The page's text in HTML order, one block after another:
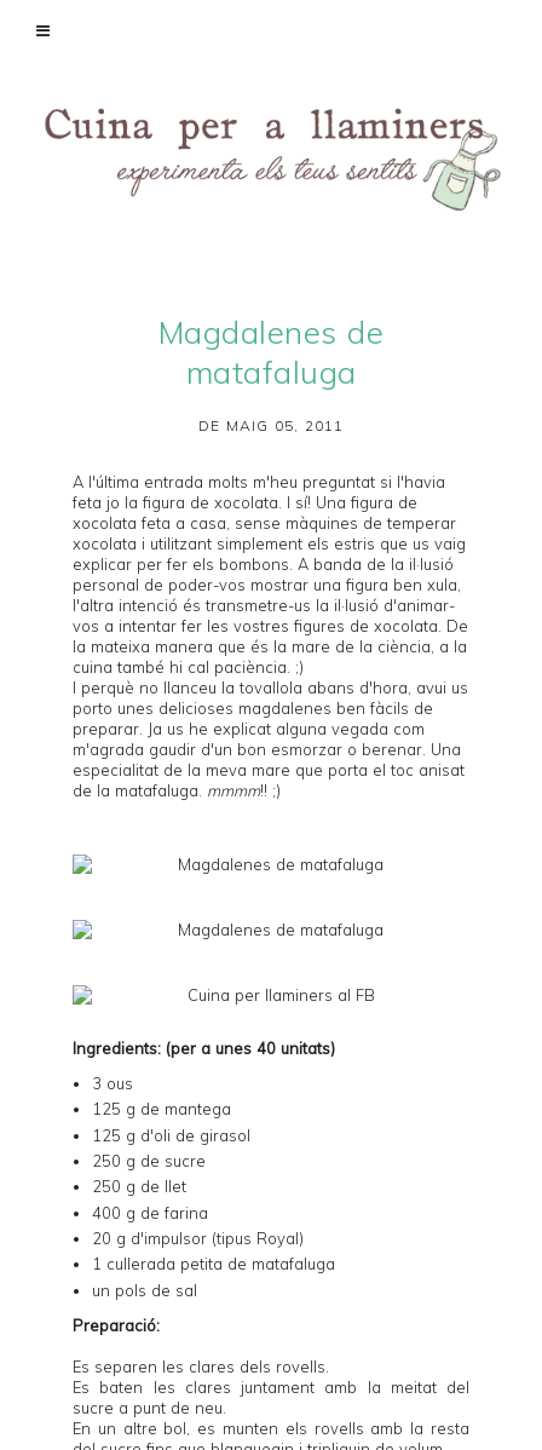
Magdalenes de
matafaluga
DE MAIG 05, 2011
A l'última entrada molts m'heu preguntat si l'havia
feta jo la figura de xocolata. I sí! Una figura de
xocolata feta a casa, sense màquines de temperar
xocolata i utilitzant simplement els estris que us vaig
explicar per fer els bombons . A banda de la il·lusió
personal de poder-vos mostrar una figura ben xula,
l'altra intenció és transmetre-us la il·lusió d'animar-
vos a intentar fer les vostres figures de xocolata. De
la mateixa manera que és la mare de la ciència, a la
cuina també hi cal paciència. ;)
I perquè no llanceu la tovallola abans d'hora, avui us
porto unes delicioses magdalenes ben fàcils de
preparar. Ja us he explicat alguna vegada com
m'agrada gaudir d'un bon esmorzar o berenar. Una
especialitat de la meva mare que porta el toc anisat
de la matafaluga. mmmm!! ;)
Ingredients: (per a unes 40 unitats)
3 ous
125 g de mantega
125 g d'oli de girasol
250 g de sucre
250 g de llet
400 g de farina
20 g d'impulsor (tipus Royal)
1 cullerada petita de matafaluga
un pols de sal
Preparació:
Es separen les clares dels rovells.
Es baten les clares juntament amb la meitat del
sucre a punt de neu.
En un altre bol, es munten els rovells amb la resta